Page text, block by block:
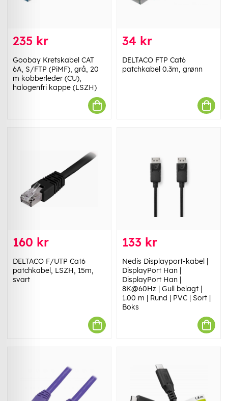
235 kr
Goobay Kretskabel CAT
6A, S/FTP (PiMF), grå, 20
m kobberleder (CU),
halogenfri kappe (LSZH)
34 kr
DELTACO FTP Cat6
patchkabel 0.3m, grønn
160 kr
DELTACO F/UTP Cat6
patchkabel, LSZH, 15m,
svart
133 kr
Nedis Displayport-kabel |
DisplayPort Han |
DisplayPort Han |
8K@60Hz | Gull belagt |
1.00 m | Rund | PVC | Sort |
Boks